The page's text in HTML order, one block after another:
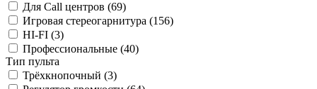
Для Call центров (69)
Игровая стереогарнитура (156)
HI-FI (3)
Профессиональные (40)
Тип пульта
Трёхкнопочный (3)